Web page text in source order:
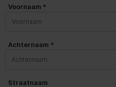
Voornaam *
Achternaam *
Straatnaam